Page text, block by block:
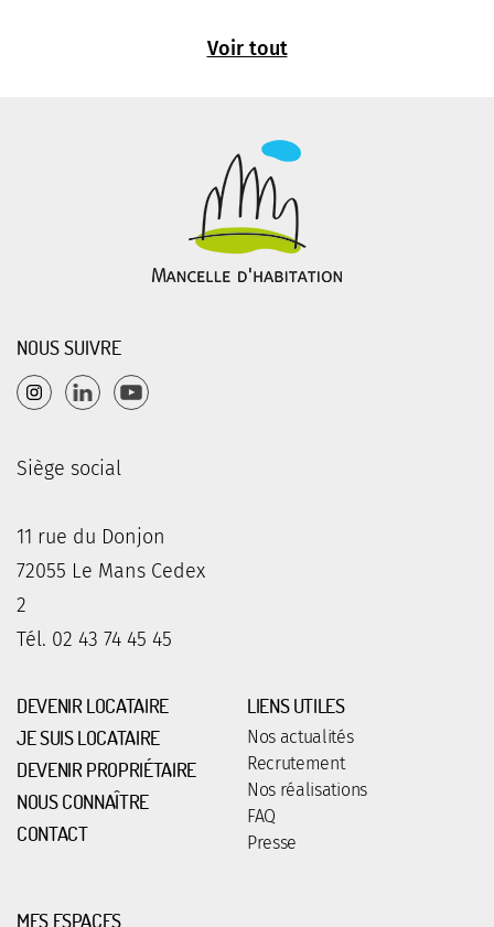
Voir tout
NOUS SUIVRE
Siège social
11 rue du Donjon
72055 Le Mans Cedex
2
Tél. 02 43 74 45 45
DEVENIR LOCATAIRE
JE SUIS LOCATAIRE
DEVENIR PROPRIÉTAIRE
NOUS CONNAÎTRE
CONTACT
LIENS UTILES
Nos actualités
Recrutement
Nos réalisations
FAQ
Presse
MES ESPACES